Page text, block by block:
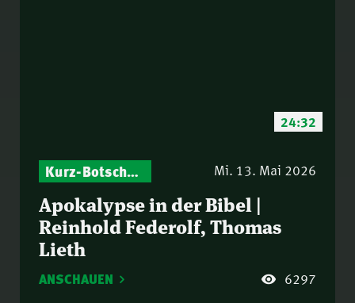
24:32
Kurz-Botschaften – Biblische Impulse mit Zukunft im Blick Mi. 13. Mai 2026
Apokalypse in der Bibel |
Reinhold Federolf, Thomas
Lieth
ANSCHAUEN 6297